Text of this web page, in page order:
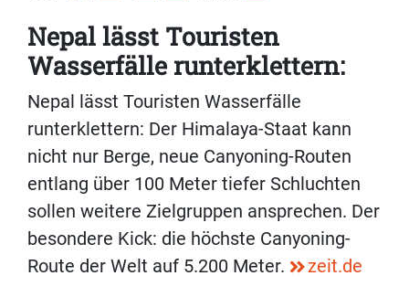
Nepal lässt Touristen
Wasserfälle runterklettern:
Nepal lässt Touristen Wasserfälle
runterklettern: Der Himalaya-Staat kann
nicht nur Berge, neue Canyoning-Routen
entlang über 100 Meter tiefer Schluchten
sollen weitere Zielgruppen ansprechen. Der
besondere Kick: die höchste Canyoning-
Route der Welt auf 5.200 Meter.
zeit.de